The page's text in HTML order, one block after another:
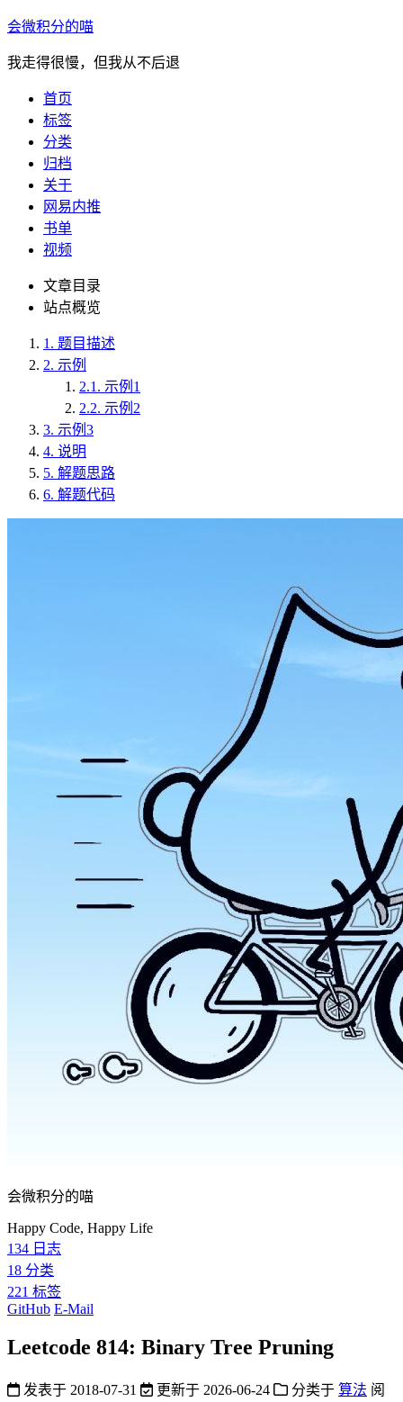
会微积分的喵
我走得很慢，但我从不后退
首页
标签
分类
归档
关于
网易内推
书单
视频
文章目录
站点概览
1. 题目描述
2. 示例
2.1. 示例1
2.2. 示例2
3. 示例3
4. 说明
5. 解题思路
6. 解题代码
会微积分的喵
Happy Code, Happy Life
134 日志
18 分类
221 标签
GitHub E-Mail
Leetcode 814: Binary Tree Pruning
发表于 2018-07-31 更新于 2026-06-24 分类于 算法 阅